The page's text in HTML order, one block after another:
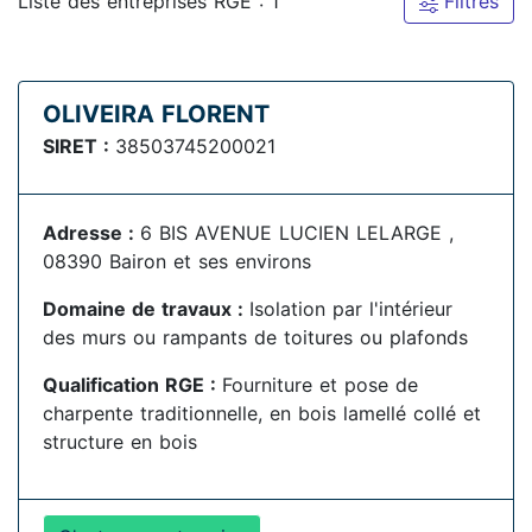
OLIVEIRA FLORENT
SIRET : 38503745200021
Adresse : 6 BIS AVENUE LUCIEN LELARGE ,
08390 Bairon et ses environs
Domaine de travaux : Isolation par l'intérieur
des murs ou rampants de toitures ou plafonds
Qualification RGE : Fourniture et pose de
charpente traditionnelle, en bois lamellé collé et
structure en bois